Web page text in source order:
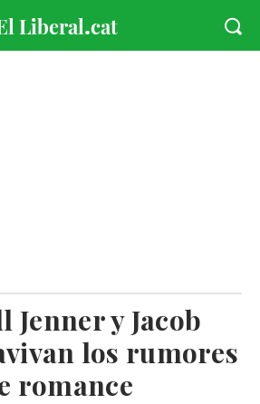
Jenner y Jacob
los rumores
romance